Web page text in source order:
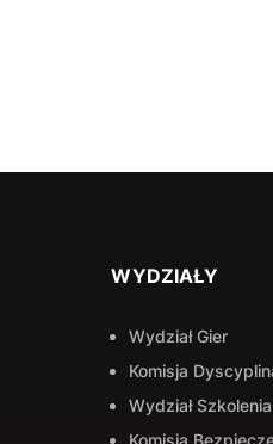
WYDZIAŁY
Wydział Gier
Komisja
Wydział Szkolenia
Komisja